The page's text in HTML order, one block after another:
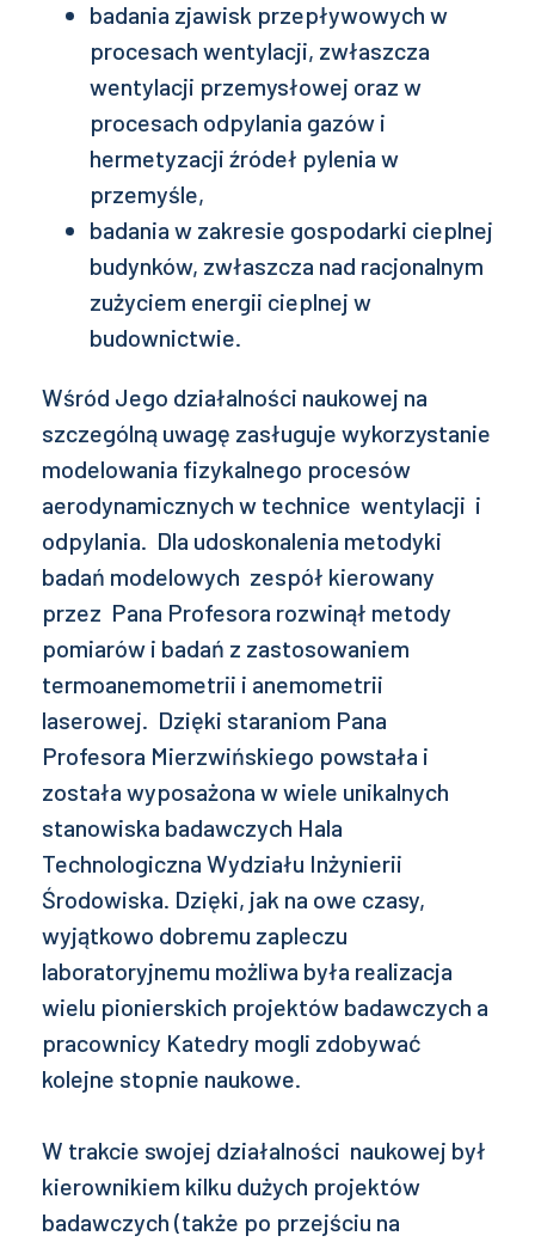
badania zjawisk przepływowych w
procesach wentylacji, zwłaszcza
wentylacji przemysłowej oraz w
procesach odpylania gazów i
hermetyzacji źródeł pylenia w
przemyśle,
badania w zakresie gospodarki cieplnej
budynków, zwłaszcza nad racjonalnym
zużyciem energii cieplnej w
budownictwie.
Wśród Jego działalności naukowej na
szczególną uwagę zasługuje wykorzystanie
modelowania fizykalnego procesów
aerodynamicznych w technice wentylacji i
odpylania. Dla udoskonalenia metodyki
badań modelowych zespół kierowany
przez Pana Profesora rozwinął metody
pomiarów i badań z zastosowaniem
termoanemometrii i anemometrii
laserowej. Dzięki staraniom Pana
Profesora Mierzwińskiego powstała i
została wyposażona w wiele unikalnych
stanowiska badawczych Hala
Technologiczna Wydziału Inżynierii
Środowiska. Dzięki, jak na owe czasy,
wyjątkowo dobremu zapleczu
laboratoryjnemu możliwa była realizacja
wielu pionierskich projektów badawczych a
pracownicy Katedry mogli zdobywać
kolejne stopnie naukowe.
W trakcie swojej działalności naukowej był
kierownikiem kilku dużych projektów
badawczych (także po przejściu na